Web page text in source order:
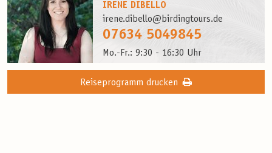
IRENE DIBELLO
irene.dibello@birdingtours.de
07634 5049845
Mo.-Fr.: 9:30 - 16:30 Uhr
Reiseprogramm drucken